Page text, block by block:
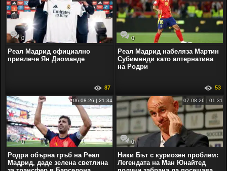
0
Реал Мадрид официално
привлече Ян Диоманде
87
0
Реал Мадрид набеляза Мартин
Субименди като алтернатива
на Родри
53
0
06.08.26 | 21:34
Родри обърна гръб на Реал
Мадрид, даде зелена светлина
0
07.08.26 | 01:31
Ники Бът с куриозен проблем:
Легендата на Ман Юнайтед